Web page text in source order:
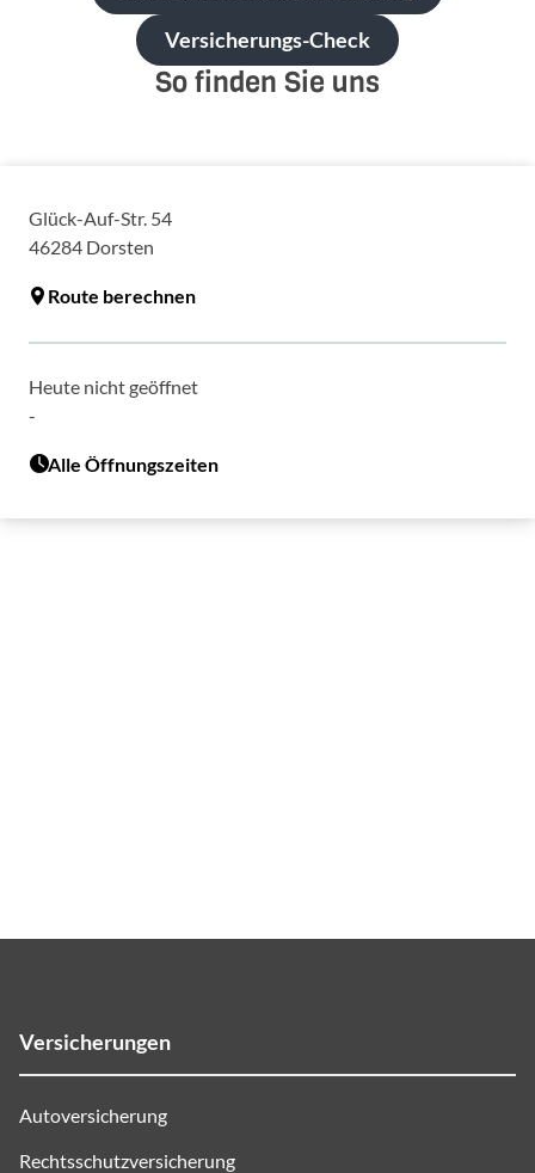
Versicherungs-Check
So finden Sie uns
Glück-Auf-Str. 54
46284 Dorsten
Route berechnen
Heute nicht geöffnet
-
Alle Öffnungszeiten
Versicherungen
Autoversicherung
Rechtsschutzversicherung